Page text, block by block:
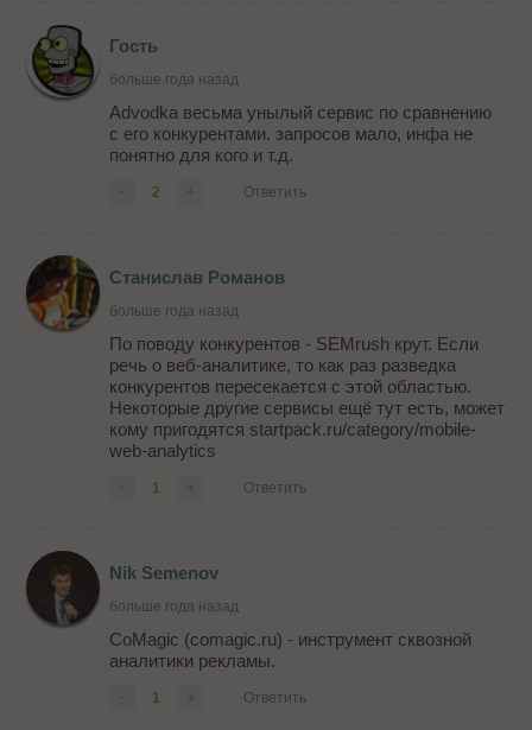
Гость
больше года назад
Advodka весьма унылый сервис по сравнению
с его конкурентами. запросов мало, инфа не
понятно для кого и т.д.
2 Ответить
Станислав Романов
больше года назад
По поводу конкурентов - SEMrush крут. Если
речь о веб-аналитике, то как раз разведка
конкурентов пересекается с этой областью.
Некоторые другие сервисы ещё тут есть, может
кому пригодятся startpack.ru/category/mobile-
web-analytics
1 Ответить
Nik Semenov
больше года назад
CoMagic (comagic.ru) - инструмент сквозной
аналитики рекламы.
1 Ответить